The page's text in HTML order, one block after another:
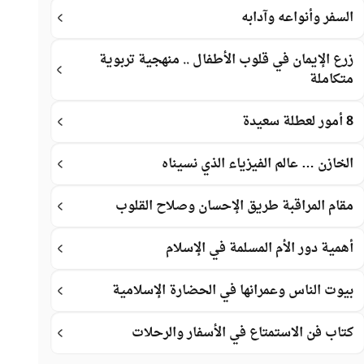
السفر وأنواعه وآدابه
زرع الإيمان في قلوب الأطفال .. منهجية تربوية
متكاملة
8 أمور لعطلة سعيدة
الخازن … عالم الفيزياء الذي نسيناه
مقام المراقبة طريق الإحسان وصلاح القلوب
أهمية دور الأم المسلمة في الإسلام
بيوت الناس وعمرانها في الحضارة الإسلامية
كتاب فن الاستمتاع في الأسفار والرحلات